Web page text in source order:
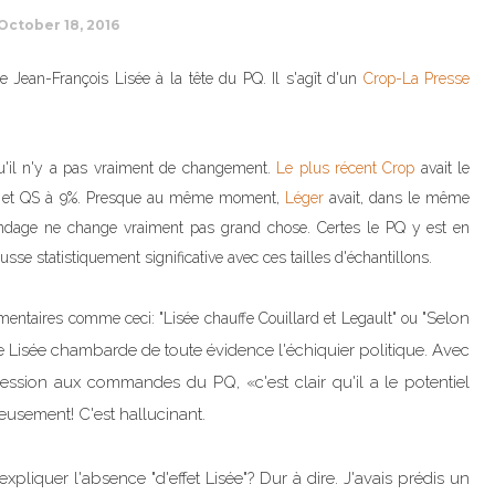
18, 2016
Jean-François Lisée à la tête du PQ. Il s'agît d'un Crop-La Presse
n'y a pas vraiment de changement. Le plus récent Crop avait le
QS à 9%. Presque au même moment,
Léger avait, dans le même
ne change vraiment pas grand chose. Certes le PQ y est en
statistiquement significative avec ces tailles d'échantillons.
comme ceci: "Lisée chauffe Couillard et Legault" ou "Selon
Lisée chambarde de toute évidence l'échiquier politique. Avec
aux commandes du PQ, «c'est clair qu'il a le potentiel
C'est hallucinant.
l'absence "d'effet Lisée"? Dur à dire. J'avais prédis un